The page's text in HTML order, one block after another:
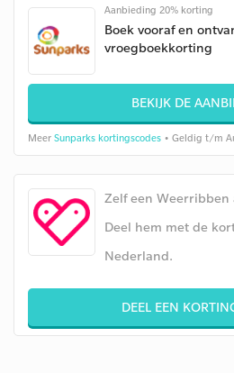
Aanbieding 20% korting
Boek vooraf en
vroegboekkorting
BEKIJK DE
Meer Sunparks kortingscodes • Geldig t/m
Zelf een Weerribben
Deel hem met de
Nederland.
DEEL EEN